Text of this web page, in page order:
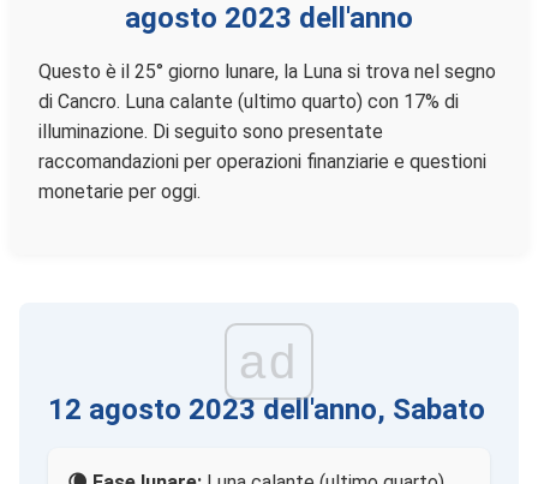
agosto 2023 dell'anno
Questo è il 25° giorno lunare, la Luna si trova nel segno
di Cancro. Luna calante (ultimo quarto) con 17% di
illuminazione. Di seguito sono presentate
raccomandazioni per operazioni finanziarie e questioni
monetarie per oggi.
ad
12 agosto 2023 dell'anno, Sabato